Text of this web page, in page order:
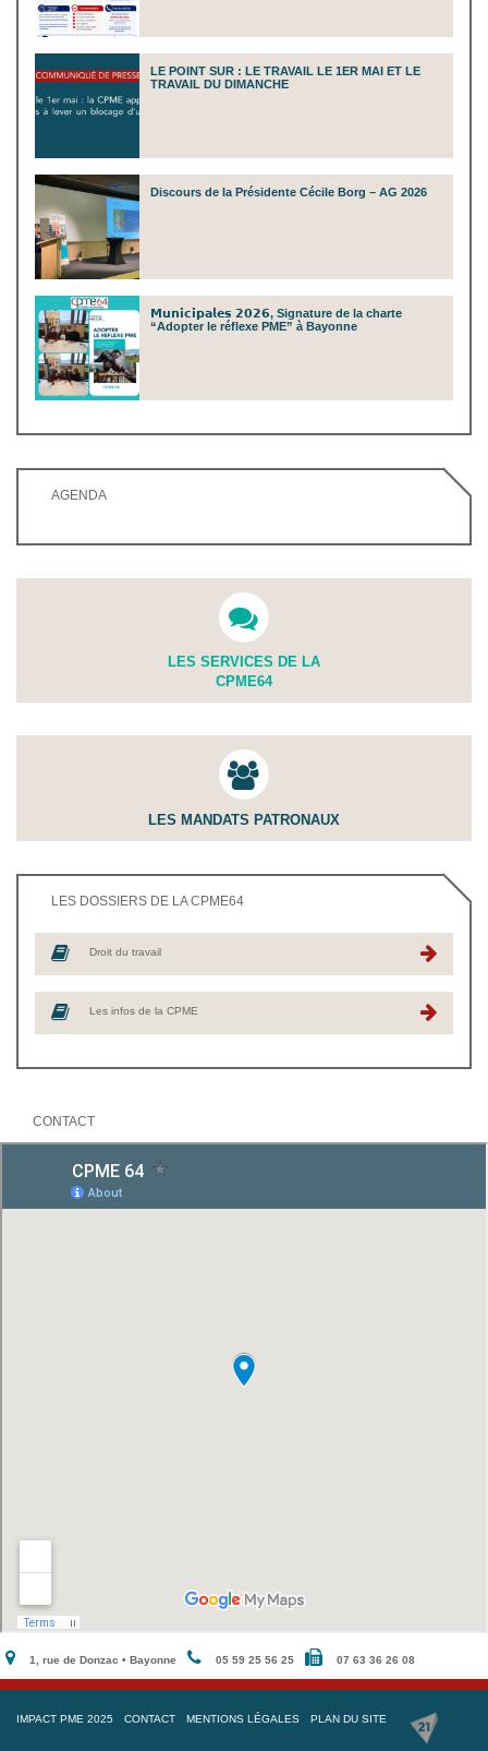
LE POINT SUR : LE TRAVAIL LE 1ER MAI ET LE
TRAVAIL DU DIMANCHE
Discours de la Présidente Cécile Borg – AG 2026
𝗠𝘂𝗻𝗶𝗰𝗶𝗽𝗮𝗹𝗲𝘀 𝟮𝟬𝟮𝟲, Signature de la charte
“Adopter le réflexe PME” à Bayonne
AGENDA
LES SERVICES DE LA
CPME64
LES MANDATS PATRONAUX
LES DOSSIERS DE LA CPME64
Droit du travail
Les infos de la CPME
CONTACT
1, rue de Donzac • Bayonne 05 59 25 56 25 07 63 36 26 08
IMPACT PME 2025 CONTACT MENTIONS LÉGALES PLAN DU SITE